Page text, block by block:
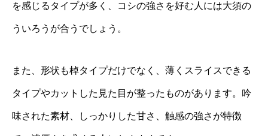
を感じるタイプが多く、コシの強さを好む人には大須の
ういろうが合うでしょう。
また、形状も棹タイプだけでなく、薄くスライスできる
タイプやカットした見た目が整ったものがあります。吟
味された素材、しっかりした甘さ、触感の強さが特徴